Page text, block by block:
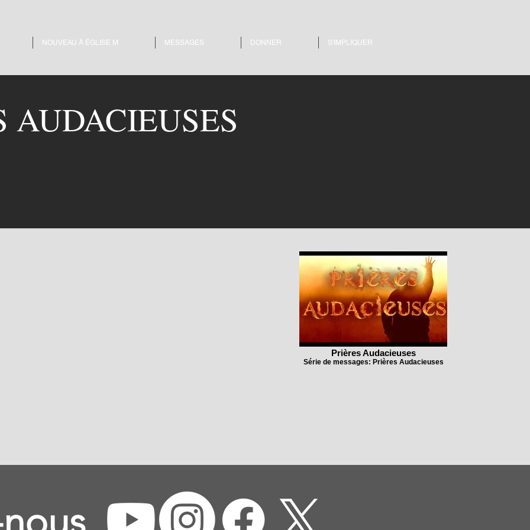
NOUVEAU À ÉGLISE M MESSAGES DONNER S'IMPLIQUER
AUDACIEUSES
Prières Audacieuses
Série de messages: Prières Audacieuses